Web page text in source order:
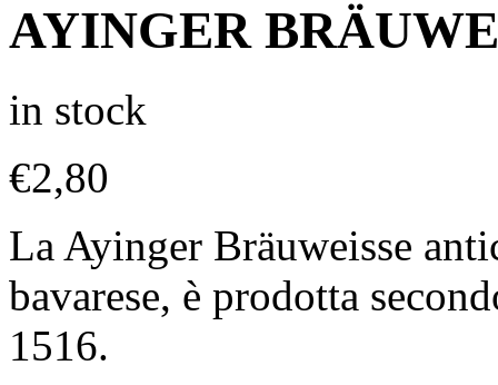
AYINGER
in stock
€2,80
La Ayinger Bräuweisse
bavarese, è prodotta
1516.